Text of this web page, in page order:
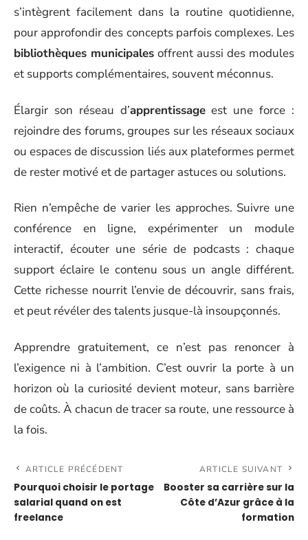
s’intègrent facilement dans la routine quotidienne,
pour approfondir des concepts parfois complexes. Les
bibliothèques municipales offrent aussi des modules
et supports complémentaires, souvent méconnus.
Élargir son réseau d’apprentissageest une force :
rejoindre des forums, groupes sur les réseaux sociaux
ou espaces de discussion liés aux plateformes permet
de rester motivé et de partager astuces ou solutions.
Rien n’empêche de varier les approches. Suivre une
conférence en ligne, expérimenter un module
interactif, écouter une série de podcasts : chaque
support éclaire le contenu sous un angle différent.
Cette richesse nourrit l’envie de découvrir, sans frais,
et peut révéler des talents jusque-là insoupçonnés.
Apprendre gratuitement, ce n’est pas renoncer à
l’exigence ni à l’ambition. C’est ouvrir la porte à un
horizon où la curiosité devient moteur, sans barrière
de coûts. À chacun de tracer sa route, une ressource à
la fois.
ARTICLE PRÉCÉDENT
Pourquoi choisir le portage
salarial quand on est
freelance
ARTICLE SUIVANT
Booster sa carrière sur la
Côte d’Azur grâce à la
formation